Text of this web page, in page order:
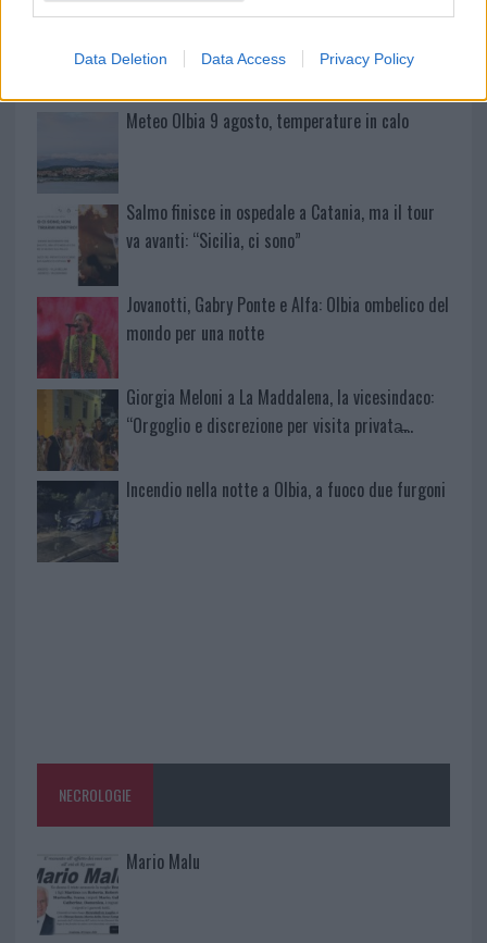
Data Deletion Data Access Privacy Policy
Delta Center
Meteo Olbia 9 agosto, temperature in calo
Salmo finisce in ospedale a Catania, ma il tour
va avanti: “Sicilia, ci sono”
Jovanotti, Gabry Ponte e Alfa: Olbia ombelico del
mondo per una notte
Giorgia Meloni a La Maddalena, la vicesindaco:
“Orgoglio e discrezione per visita privata̶…
Incendio nella notte a Olbia, a fuoco due furgoni
NECROLOGIE
Mario Malu